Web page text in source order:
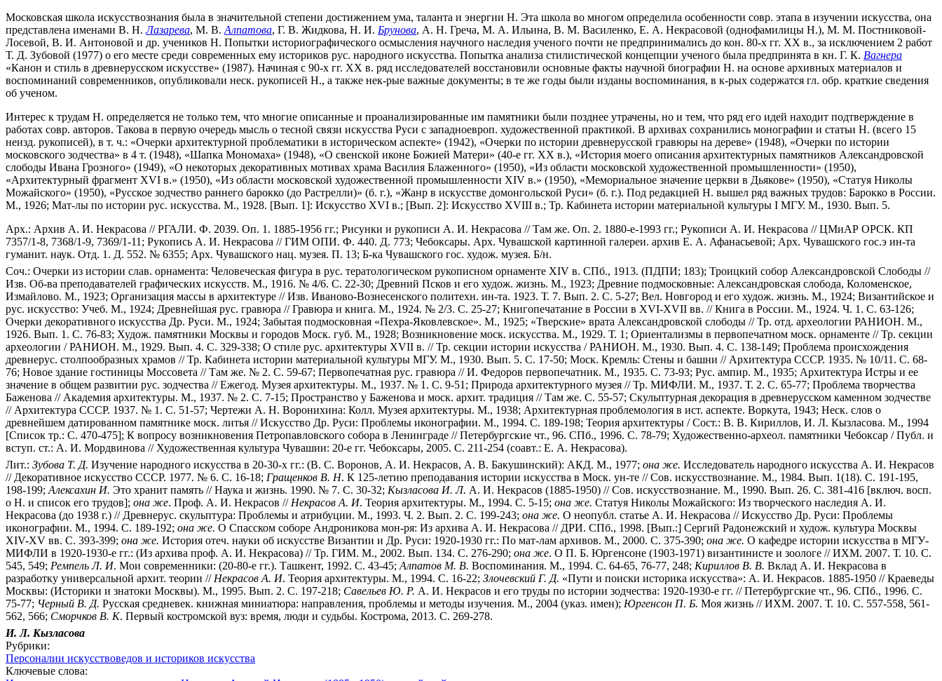
Московская школа искусствознания была в значительной степени достижением ума, таланта и энергии Н. Эта школа во многом определила особенности совр. этапа в изучении искусства, она
представлена именами В. Н.Лазарева, М. В. Алпатова, Г. В. Жидкова, Н. И. Брунова, А. Н. Греча, М. А. Ильина, В. М. Василенко, Е. А. Некрасовой (однофамилицы Н.), М. М. Постниковой-
Лосевой, В. И. Антоновой и др. учеников Н. Попытки историографического осмысления научного наследия ученого почти не предпринимались до кон. 80-х гг. XX в., за исключением 2 работ
Т. Д. Зубовой (1977) о его месте среди современных ему историков рус. народного искусства. Попытка анализа стилистической концепции ученого была предпринята в кн. Г. К. Вагнера
«Канон и стиль в древнерусском искусстве» (1987). Начиная с 90-х гг. XX в. ряд исследователей восстановили основные факты научной биографии Н. на основе архивных материалов и
воспоминаний современников, опубликовали неск. рукописей Н., а также нек-рые важные документы; в те же годы были изданы воспоминания, в к-рых содержатся гл. обр. краткие сведения
об ученом.
Интерес к трудам Н. определяется не только тем, что многие описанные и проанализированные им памятники были позднее утрачены, но и тем, что ряд его идей находит подтверждение в
работах совр. авторов. Такова в первую очередь мысль о тесной связи искусства Руси с западноевроп. художественной практикой. В архивах сохранились монографии и статьи Н. (всего 15
неизд. рукописей), в т. ч.: «Очерки архитектурной проблематики в историческом аспекте» (1942), «Очерки по истории древнерусской гравюры на дереве» (1948), «Очерки по истории
московского зодчества» в 4 т. (1948), «Шапка Мономаха» (1948), «О свенской иконе Божией Матери» (40-е гг. XX в.), «История моего описания архитектурных памятников Александровской
слободы Ивана Грозного» (1949), «O некоторых декоративных мотивах храма Василия Блаженного» (1950), «Из области московской художественной промышленности» (1950),
«Архитектурный фрагмент XVI в.» (1950), «Из области московской художественной промышленности XIV в.» (1950), «Мемориальное значение церкви в Дьякове» (1950), «Статуя Николы
Можайского» (1950), «Русское зодчество раннего барокко (до Растрелли)» (б. г.), «Жанр в искусстве домонгольской Руси» (б. г.). Под редакцией Н. вышел ряд важных трудов: Барокко в России.
М., 1926; Мат-лы по истории рус. искусства. М., 1928. [Вып. 1]: Искусство XVI в.; [Вып. 2]: Искусство XVIII в.; Тр. Кабинета истории материальной культуры I МГУ. М., 1930. Вып. 5.
Арх.: Архив А. И. Некрасова // РГАЛИ. Ф. 2039. Оп. 1. 1885-1956 гг.; Рисунки и рукописи А. И. Некрасова // Там же. Оп. 2. 1880-е-1993 гг.; Рукописи А. И. Некрасова // ЦМиАР ОРСК. КП
7357/1-8, 7368/1-9, 7369/1-11; Рукопись А. И. Некрасова // ГИМ ОПИ. Ф. 440. Д. 773; Чебоксары. Арх. Чувашской картинной галереи. архив Е. А. Афанасьевой; Арх. Чувашского гос.э ин-та
гуманит. наук. Отд. 1. Д. 552. № 6355; Арх. Чувашского нац. музея. П. 13; Б-ка Чувашского гос. худож. музея. Б/н.
Соч.: Очерки из истории слав. орнамента: Человеческая фигура в рус. тератологическом рукописном орнаменте XIV в. СПб., 1913. (ПДПИ; 183); Троицкий собор Александровской Слободы //
Изв. Об-ва преподавателей графических искусств. М., 1916. № 4/6. С. 22-30; Древний Псков и его худож. жизнь. М., 1923; Древние подмосковные: Александровская слобода, Коломенское,
Измайлово. М., 1923; Организация массы в архитектуре // Изв. Иваново-Вознесенского политехн. ин-та. 1923. Т. 7. Вып. 2. С. 5-27; Вел. Новгород и его худож. жизнь. М., 1924; Византийское и
рус. искусство: Учеб. М., 1924; Древнейшая рус. гравюра // Гравюра и книга. М., 1924. № 2/3. С. 25-27; Книгопечатание в России в XVI-XVII вв. // Книга в России. М., 1924. Ч. 1. С. 63-126;
Очерки декоративного искусства Др. Руси. М., 1924; Забытая подмосковная «Пехра-Яковлевское». М., 1925; «Тверские» врата Александровской слободы // Тр. отд. археологии РАНИОН. М.,
1926. Вып. 1. С. 76-83; Худож. памятники Москвы и городов Моск. губ. М., 1928; Возникновение моск. искусства. М., 1929. Т. 1; Ориентализмы в первопечатном моск. орнаменте // Тр. секции
археологии / РАНИОН. М., 1929. Вып. 4. С. 329-338; О стиле рус. архитектуры XVII в. // Тр. секции истории искусства / РАНИОН. М., 1930. Вып. 4. С. 138-149; Проблема происхождения
древнерус. столпообразных храмов // Тр. Кабинета истории материальной культуры МГУ. М., 1930. Вып. 5. С. 17-50; Моск. Кремль: Стены и башни // Архитектура СССР. 1935. № 10/11. С. 68-
76; Новое здание гостиницы Моссовета // Там же. № 2. С. 59-67; Первопечатная рус. гравюра // И. Федоров первопечатник. М., 1935. С. 73-93; Рус. ампир. М., 1935; Архитектура Истры и ее
значение в общем развитии рус. зодчества // Ежегод. Музея архитектуры. М., 1937. № 1. С. 9-51; Природа архитектурного музея // Тр. МИФЛИ. М., 1937. Т. 2. С. 65-77; Проблема творчества
Баженова // Академия архитектуры. М., 1937. № 2. С. 7-15; Пространство у Баженова и моск. архит. традиция // Там же. С. 55-57; Скульптурная декорация в древнерусском каменном зодчестве
// Архитектура СССР. 1937. № 1. С. 51-57; Чертежи А. Н. Воронихина: Колл. Музея архитектуры. М., 1938; Архитектурная проблемология в ист. аспекте. Воркута, 1943; Неск. слов о
древнейшем датированном памятнике моск. литья // Искусство Др. Руси: Проблемы иконографии. М., 1994. С. 189-198; Теория архитектуры / Сост.: В. В. Кириллов, И. Л. Кызласова. М., 1994
[Список тр.: С. 470-475]; К вопросу возникновения Петропавловского собора в Ленинграде // Петербургские чт., 96. СПб., 1996. С. 78-79; Художественно-археол. памятники Чебоксар / Публ. и
вступ. ст.: А. И. Мордвинова // Художественная культура Чувашии: 20-е гг. Чебоксары, 2005. С. 211-254 (соавт.: Е. А. Некрасова).
Лит.: Зубова Т. Д. Изучение народного искусства в 20-30-х гг.: (В. С. Воронов, А. И. Некрасов, А. В. Бакушинский): АКД. М., 1977; она же. Исследователь народного искусства А. И. Некрасов
// Декоративное искусство СССР. 1977. № 6. С. 16-18; Гращенков В. Н. К 125-летию преподавания истории искусства в Моск. ун-те // Сов. искусствознание. М., 1984. Вып. 1(18). С. 191-195,
198-199; Алексахин И. Это хранит память // Наука и жизнь. 1990. № 7. С. 30-32; Кызласова И. Л. А. И. Некрасов (1885-1950) // Сов. искусствознание. М., 1990. Вып. 26. С. 381-416 [включ. восп.
о Н. и список его трудов]; она же. Проф. А. И. Некрасов // Некрасов А. И. Теория архитектуры. М., 1994. С. 5-15; она же. Статуя Николы Можайского: Из творческого наследия А. И.
Некрасова (до 1938 г.) // Древнерус. скульптура: Проблемы и атрибуции. М., 1993. Ч. 2. Вып. 2. С. 199-243; она же. О неопубл. статье А. И. Некрасова // Искусство Др. Руси: Проблемы
иконографии. М., 1994. С. 189-192; она же. О Спасском соборе Андроникова мон-ря: Из архива А. И. Некрасова // ДРИ. СПб., 1998. [Вып.:] Сергий Радонежский и худож. культура Москвы
XIV-XV вв. С. 393-399; она же. История отеч. науки об искусстве Византии и Др. Руси: 1920-1930 гг.: По мат-лам архивов. М., 2000. С. 375-390; она же. О кафедре истории искусства в МГУ-
МИФЛИ в 1920-1930-е гг.: (Из архива проф. А. И. Некрасова) // Тр. ГИМ. М., 2002. Вып. 134. С. 276-290; она же. О П. Б. Юргенсоне (1903-1971) византинисте и зоологе // ИХМ. 2007. Т. 10. С.
545, 549; Ремпель Л. И. Мои современники: (20-80-е гг.). Ташкент, 1992. С. 43-45; Алпатов М. В. Воспоминания. М., 1994. С. 64-65, 76-77, 248; Кириллов В. В. Вклад А. И. Некрасова в
разработку универсальной архит. теории // Некрасов А. И. Теория архитектуры. М., 1994. С. 16-22; Злочевский Г. Д. «Пути и поиски историка искусства»: А. И. Некрасов. 1885-1950 // Краеведы
Москвы: (Историки и знатоки Москвы). М., 1995. Вып. 2. С. 197-218; Савельев Ю. Р. А. И. Некрасов и его труды по истории зодчества: 1920-1930-е гг. // Петербургские чт., 96. СПб., 1996. С.
75-77; Черный В. Д. Русская средневек. книжная миниатюра: направления, проблемы и методы изучения. М., 2004 (указ. имен); Юргенсон П. Б. Моя жизнь // ИХМ. 2007. Т. 10. С. 557-558, 561-
562, 566; Сморчков В. К. Первый костромской вуз: время, люди и судьбы. Кострома, 2013. С. 269-278.
И. Л. Кызласова
Рубрики:
Персоналии искусствоведов и историков искусства
Ключевые слова: